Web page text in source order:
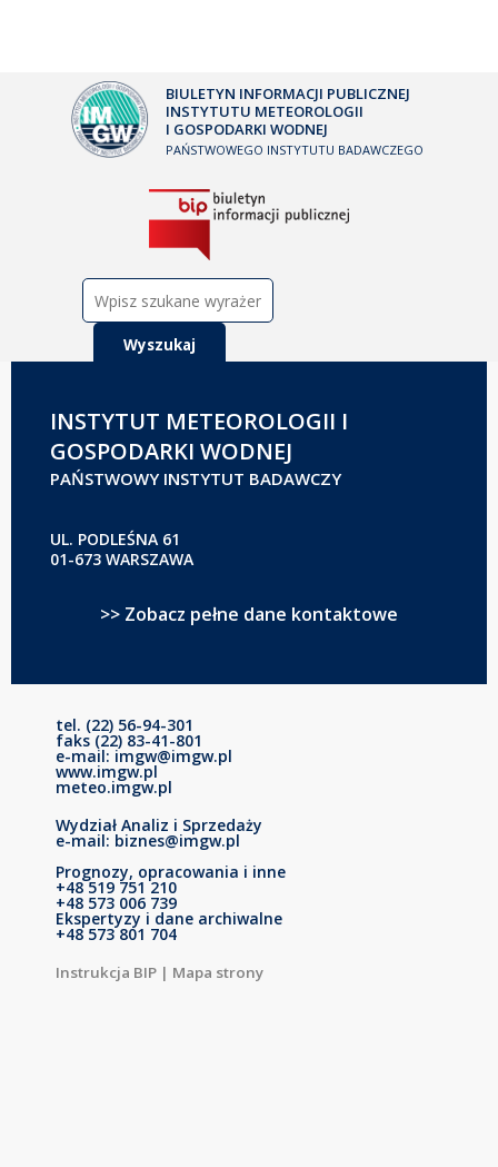
BIULETYN INFORMACJI PUBLICZNEJ
INSTYTUTU METEOROLOGII
I GOSPODARKI WODNEJ
PAŃSTWOWEGO INSTYTUTU BADAWCZEGO
INSTYTUT METEOROLOGII I
GOSPODARKI WODNEJ
PAŃSTWOWY INSTYTUT BADAWCZY
UL. PODLEŚNA 61
01-673 WARSZAWA
>> Zobacz pełne dane kontaktowe
tel. (22) 56-94-301
faks (22) 83-41-801
e-mail: imgw@imgw.pl
www.imgw.pl
meteo.imgw.pl
Wydział Analiz i Sprzedaży
e-mail: biznes@imgw.pl
Prognozy, opracowania i inne
+48 519 751 210
+48 573 006 739
Ekspertyzy i dane archiwalne
+48 573 801 704
Instrukcja BIP | Mapa strony